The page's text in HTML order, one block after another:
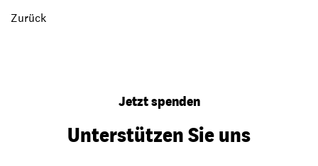
Zurück
Jetzt spenden
Unterstützen Sie uns